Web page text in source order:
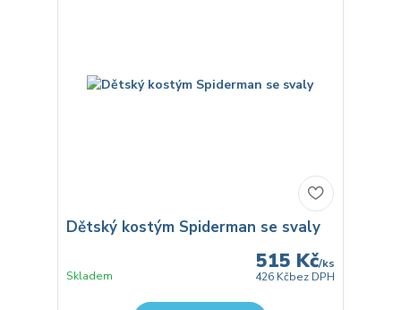
Dětský kostým Spiderman se svaly
515 Kč/ks
426 Kčbez DPH
Skladem